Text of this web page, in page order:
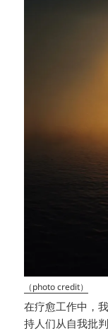
（photo credit）
在疗愈工作中，
持人们从自我批